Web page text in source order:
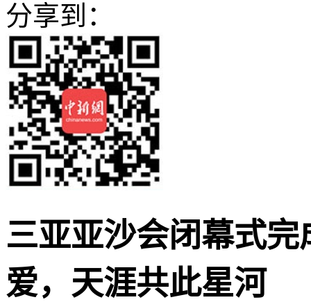
分享到：
三亚亚沙会闭幕式
爱，天涯共此星河